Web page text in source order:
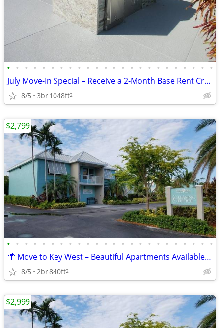
• • • • • • • • • • • • • • • • • • • • • • • •
July Move-In Special – Receive a 2-Month Base Rent Credit!
8/5 3br1048ft2
• • • • • • • • • • • • • • • • • • • • • • • •
🌴 Move to Key West – Beautiful Apartments Available Now!
8/5 2br840ft2
$2,799
$2,999